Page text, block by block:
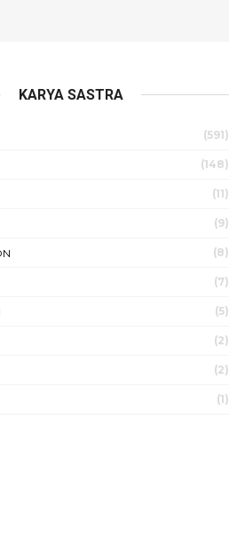
KARYA SASTRA
(591)
(148)
(11)
(9)
(8)
(7)
(5)
(2)
(2)
(1)